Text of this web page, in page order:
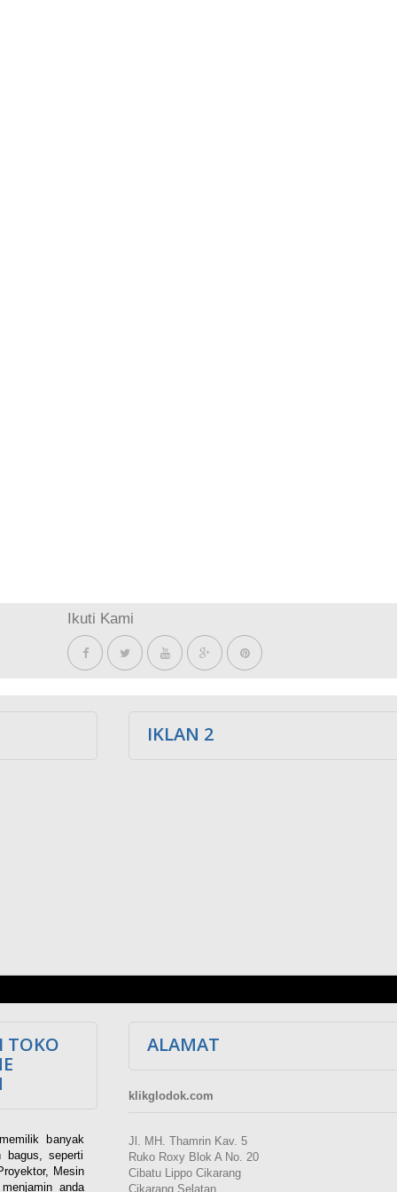
Ikuti Kami
IKLAN 2
TOKO
banyak
bagus, seperti
Mesin
anda
ALAMAT
klikglodok.com
Jl. MH. Thamrin Kav. 5
Ruko Roxy Blok A No. 20
Cibatu Lippo Cikarang
Cikarang Selatan